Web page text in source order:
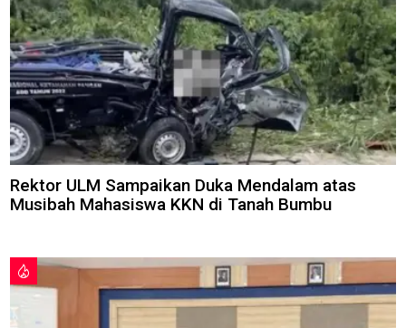
Rektor ULM Sampaikan Duka Mendalam atas
Musibah Mahasiswa KKN di Tanah Bumbu